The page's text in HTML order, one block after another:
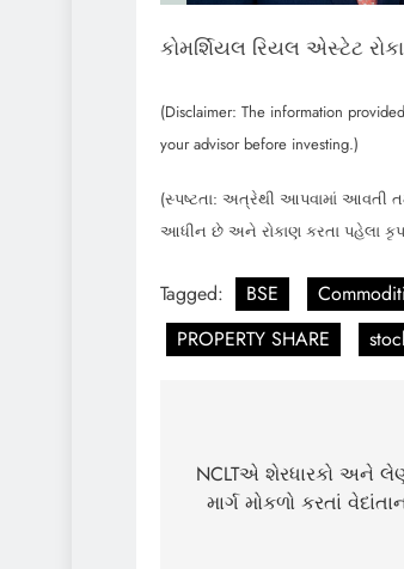
કોમર્શિયલ રિયલ એસ્ટેટ
(Disclaimer: The information
your advisor before investing.)
(સ્પષ્ટતા: અત્રેથી આપવામાં આવતી
આધીન છે અને રોકાણ કરતા પહેલા
Tagged: BSE
PROPERTY SHARE
navigation
NCLTએ શેરધારકો અને
માર્ગ મોકળો કરતાં